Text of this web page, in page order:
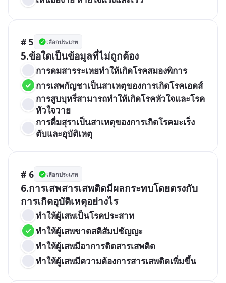
# 5 เลือกประเภท
การดมสารระเหยทำให้เกิดโรคสมองพิการ
การเสพกัญชาเป็นสาเหตุของการเกิดโรคเอดส์
การสูบบุหรี่สามารถทำให้เกิดโรคหัวใจและโรค
หัวใจวาย
การดื่มสุราเป็นสาเหตุของการเกิดโรคมะเร็ง
ตับและอุบัติเหตุ
# 6 เลือกประเภท
6.การเสพสารเสพติดมีผลกระทบโดยตรงกับ
การเกิดอุบัติเหตุอย่างไร
ทำให้ผู้เสพเป็นโรคประสาท
ทำให้ผู้เสพขาดสติสัมปชัญญะ
ทำให้ผู้เสพมีอาการติดสารเสพติด
ทำให้ผู้เสพมีความต้องการสารเสพติดเพิ่มขึ้น